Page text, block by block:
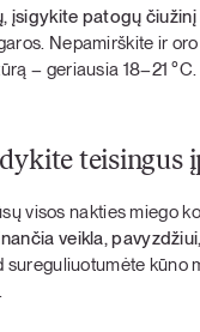
įsigykite patogų
Nepamirškite ir
– geriausia 18–21
teisingus
visos nakties miego
veikla,
sureguliuotumėte kūno